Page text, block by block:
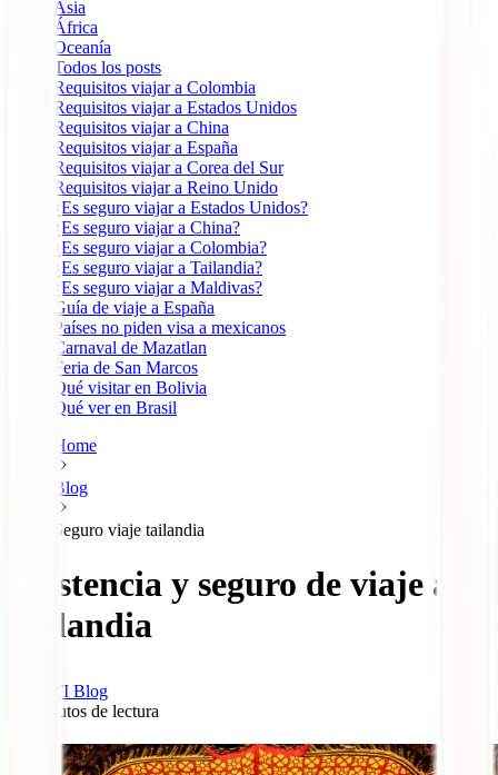
Ásia
África
Oceanía
Todos los posts
Requisitos viajar a Colombia
Requisitos viajar a Estados Unidos
Requisitos viajar a China
Requisitos viajar a España
Requisitos viajar a Corea del Sur
Requisitos viajar a Reino Unido
¿Es seguro viajar a Estados Unidos?
¿Es seguro viajar a China?
¿Es seguro viajar a Colombia?
¿Es seguro viajar a Tailandia?
¿Es seguro viajar a Maldivas?
Guía de viaje a España
Países no piden visa a mexicanos
Carnaval de Mazatlan
Feria de San Marcos
Qué visitar en Bolivia
Qué ver en Brasil
Home
Blog
Seguro viaje tailandia
Asistencia y seguro de viaje a
Tailandia
IATI Blog
minutos de lectura